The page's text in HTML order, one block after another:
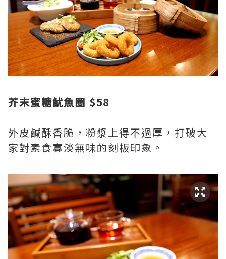
芥末蜜糖魷魚圈 $58
外皮鹹酥香脆，粉漿上得不過厚，打破大
家對素食寡淡無味的刻板印象。